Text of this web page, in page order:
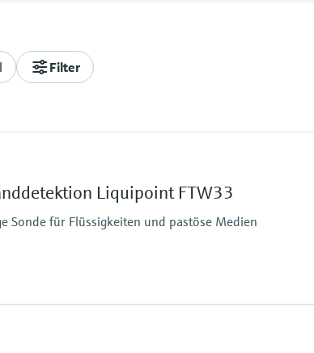
Filter
Liquipoint FTW33
Sonde für Flüssigkeiten und pastöse Medien